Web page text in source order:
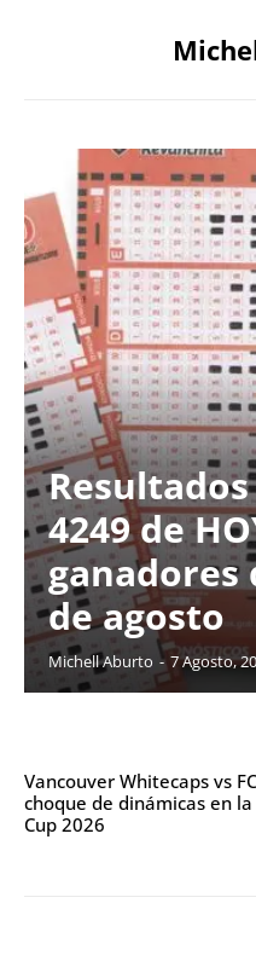
4249 de
ganadores
de agosto
Michell Aburto - 7 Agosto,
Vancouver Whitecaps vs
choque de dinámicas en la
Cup 2026